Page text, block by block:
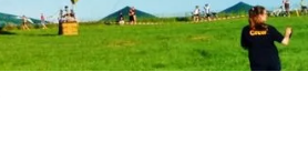
empfohlen